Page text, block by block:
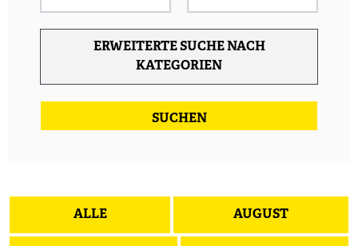
ERWEITERTE SUCHE NACH
KATEGORIEN
ALLE AUGUST